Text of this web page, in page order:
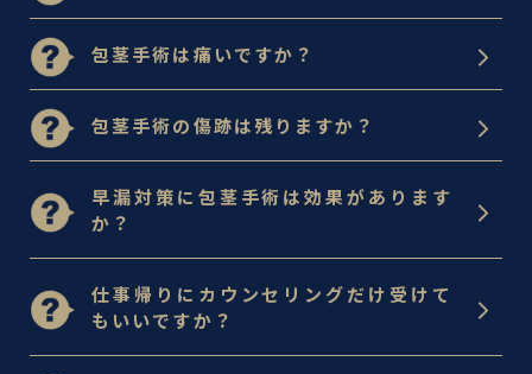
包茎手術は痛いですか？
包茎手術の傷跡は残りますか？
早漏対策に包茎手術は効果があります
か？
仕事帰りにカウンセリングだけ受けて
もいいですか？